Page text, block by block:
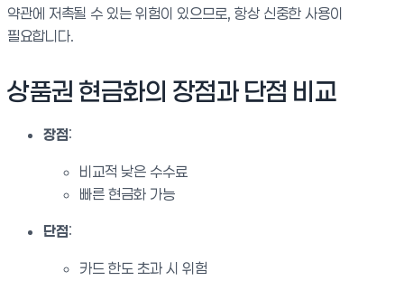
약관에 저촉될 수 있는 위험이 있으므로, 항상 신중한 사용이
필요합니다.
상품권 현금화의 장점과 단점 비교
장점:
비교적 낮은 수수료
빠른 현금화 가능
단점:
카드 한도 초과 시 위험